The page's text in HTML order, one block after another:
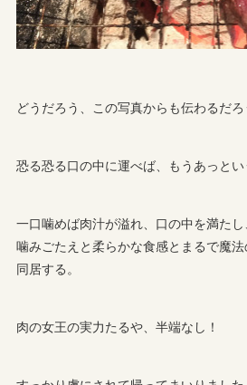
どうだろう、この写真からも伝わるだろ
恐る恐る口の中に運べば、もうあっとい
一口噛めば肉汁が溢れ、口の中を満た
噛みごたえと柔らかな食感とまるで魔
同居する。
肉の女王の実力たるや、半端なし！